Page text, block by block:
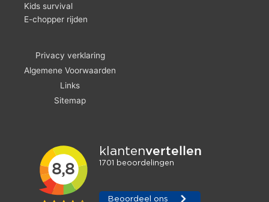
Kids survival
E-chopper rijden
Privacy verklaring
Algemene Voorwaarden
Links
Sitemap